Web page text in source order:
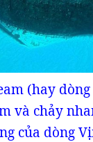
(hay
và chảy
của dòng